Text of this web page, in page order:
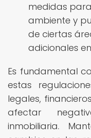
medidas
ambiente y
de ciertas
adicionales
Es fundamental
estas
legales,
afectar
inmobiliaria.